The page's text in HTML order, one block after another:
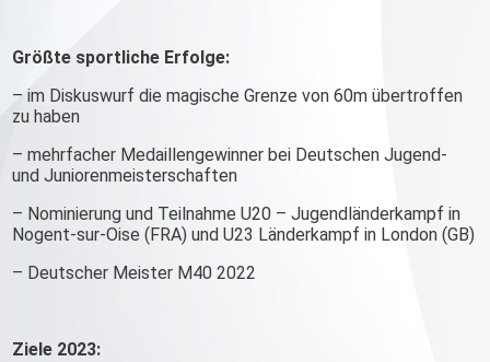
Größte sportliche Erfolge:
– im Diskuswurf die magische Grenze von 60m übertroffen
zu haben
– mehrfacher Medaillengewinner bei Deutschen Jugend-
und Juniorenmeisterschaften
– Nominierung und Teilnahme U20 – Jugendländerkampf in
Nogent-sur-Oise (FRA) und U23 Länderkampf in London (GB)
– Deutscher Meister M40 2022
Ziele 2023: